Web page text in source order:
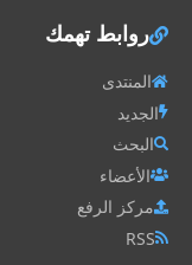
روابط تهمك
المنتدى
الجديد
البحث
الأعضاء
مركز الرفع
RSS